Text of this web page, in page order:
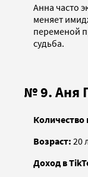
Анна часто
меняет
переменой
судьба.
№ 9. Аня
Количество
Возраст: 20
Доход в